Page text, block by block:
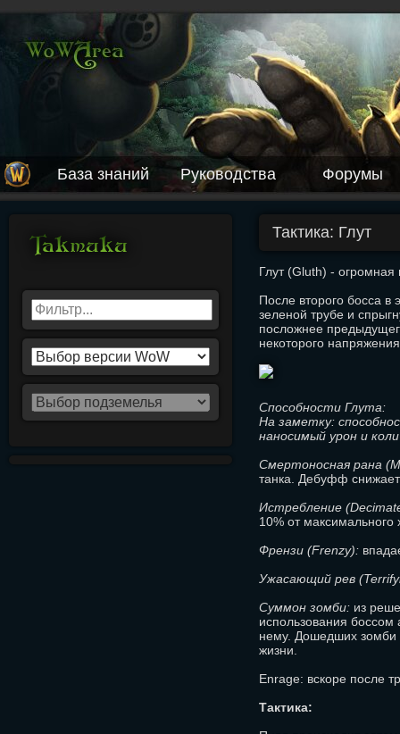
База знаний Руководства Форумы
Тактика: Глут
Глут (Gluth) - огромная
После второго босса в
зеленой трубе и
посложнее
некоторого
Способности Глута:
На заметку:
наносимый урон и
Смертоносная рана
танка. Дебуфф
Истребление
10% от максимального
Френзи (Frenzy):
Ужасающий рев
Суммон зомби: из
использования боссом
нему. Дошедших зомби
жизни.
Enrage: вскоре после
Тактика: